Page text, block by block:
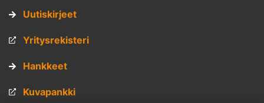
Uutiskirjeet
Yritysrekisteri
Hankkeet
Kuvapankki